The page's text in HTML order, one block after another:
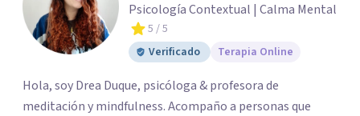
Psicología Contextual | Calma Mental
5 / 5
Verificado
Terapia Online
Hola, soy Drea Duque, psicóloga & profesora de
meditación y mindfulness. Acompaño a personas que